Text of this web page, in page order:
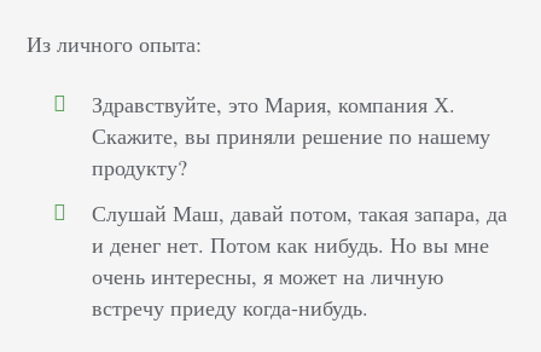
Из личного опыта:
Здравствуйте, это Мария, компания Х.
Скажите, вы приняли решение по нашему
продукту?
Слушай Маш, давай потом, такая запара, да
и денег нет. Потом как нибудь. Но вы мне
очень интересны, я может на личную
встречу приеду когда-нибудь.